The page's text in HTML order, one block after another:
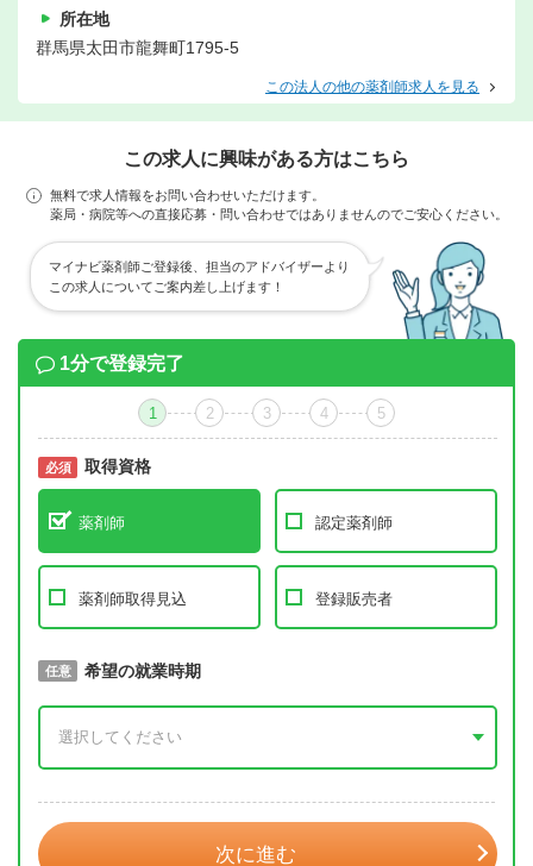
所在地
群馬県太田市龍舞町1795-5
この法人の他の薬剤師求人を見る
この求人に興味がある方はこちら
無料で求人情報をお問い合わせいただけます。
薬局・病院等への直接応募・問い合わせではありませんのでご安心ください。
マイナビ薬剤師ご登録後、担当のアドバイザーより
この求人についてご案内差し上げます！
1分で登録完了
1 2 3 4 5
必須 取得資格
薬剤師 認定薬剤師
薬剤師取得見込 登録販売者
必須 取得予定年
任意 希望の就業時期
次に進む